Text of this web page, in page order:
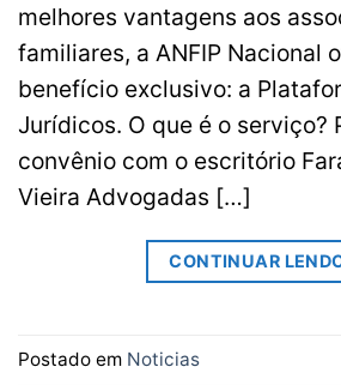
melhores vantagens aos
familiares, a ANFIP Nacional
benefício exclusivo: a
Jurídicos. O que é o serviço?
convênio com o escritório
Vieira Advogadas […]
CONTINUAR
Postado em Noticias